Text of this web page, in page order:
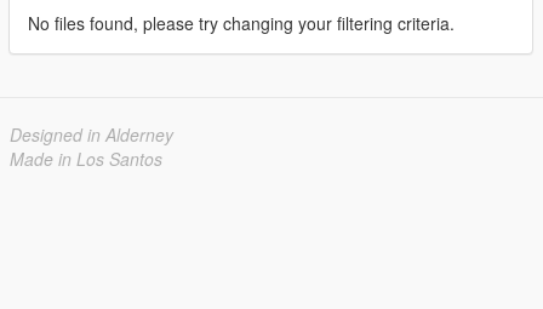
No files found, please try changing your filtering criteria.
Designed in Alderney
Made in Los Santos